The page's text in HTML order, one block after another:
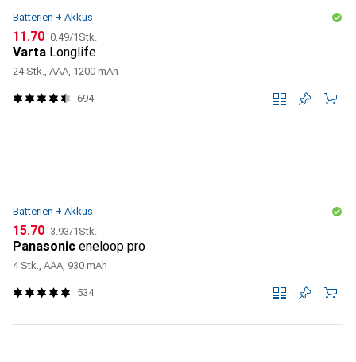
Batterien + Akkus
CHF
11.70 CHF
0.49/1Stk.
Varta Longlife
24 Stk., AAA, 1200 mAh
694
Batterien + Akkus
CHF
15.70 CHF
3.93/1Stk.
Panasonic eneloop pro
4 Stk., AAA, 930 mAh
534